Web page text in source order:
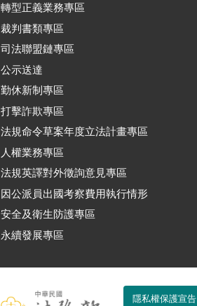
轉型正義業務專區
裁判書類專區
司法聯盟鏈專區
公示送達
勤休新制專區
打擊詐欺專區
法規命令草案年度立法計畫專區
人權業務專區
法規英譯對外徵詢意見專區
因公派員出國考察費用執行情形
安全及衛生防護專區
永續發展專區
隱私權保護宣告